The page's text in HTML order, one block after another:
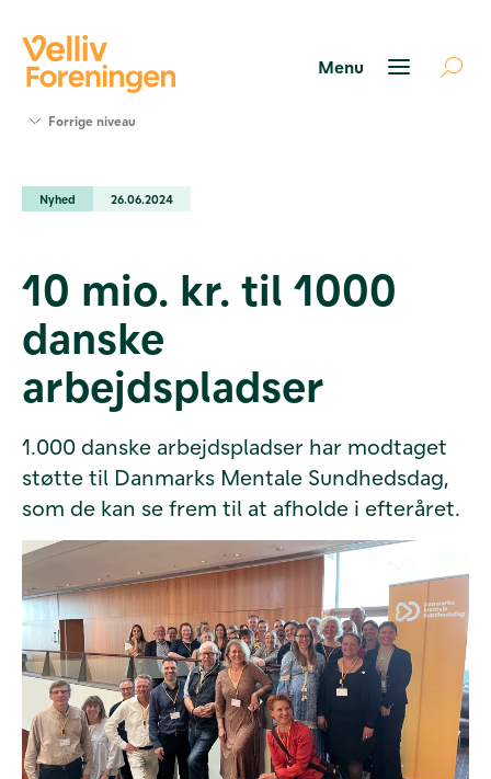
Værktøjer
Foreningen
Kontakt
os
Forrige niveau
Nyhed 26.06.2024
10 mio. kr. til 1000
danske
arbejdspladser
1.000 danske arbejdspladser har modtaget
støtte til Danmarks Mentale Sundhedsdag,
som de kan se frem til at afholde i efteråret.